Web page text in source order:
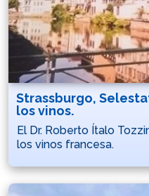
Strassburgo,
los vinos.
El Dr. Roberto Ítalo
los vinos francesa.